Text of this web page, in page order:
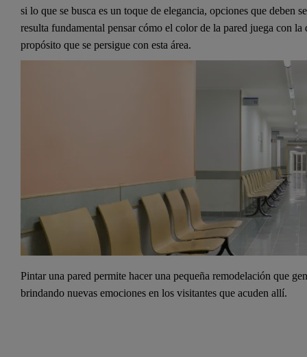
si lo que se busca es un toque de elegancia, opciones que deben
resulta fundamental pensar cómo el color de la pared juega con
propósito que se persigue con esta área.
Pintar una pared permite hacer una pequeña remodelación que
brindando nuevas emociones en los visitantes que acuden allí.